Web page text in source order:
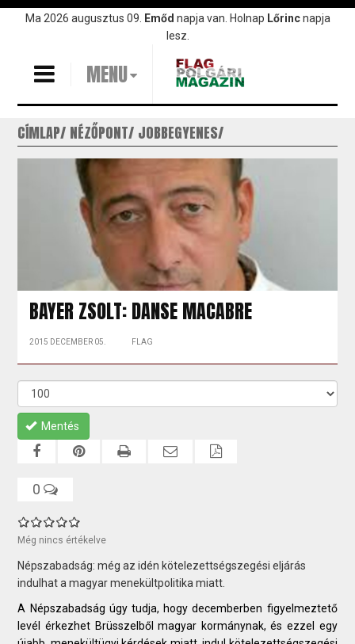
UgrásMa 2026 augusztus 09. Emőd napja van. Holnap Lőrincnapja
lesz.
MENU
CÍMLAP NÉZŐPONT JOBBEGYENES
BAYER ZSOLT: DANSE MACABRE
2015 DECEMBER 05. FLAG
Mentés
0
Még nincs értékelve
Népszabadság: még az idén kötelezettségszegési eljárás
indulhat a magyar menekültpolitika miatt.
A Népszabadság úgy tudja, hogy decemberben figyelmeztető
levél érkezhet Brüsszelből magyar kormánynak, és ezzel egy